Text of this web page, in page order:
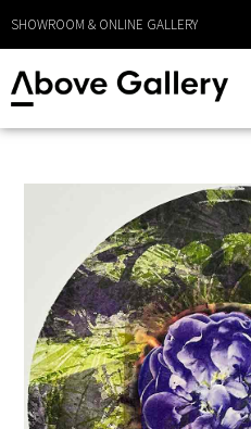
SHOWROOM & ONLINE GALLERY
LEVERANS CA 1 - 3 DAGAR